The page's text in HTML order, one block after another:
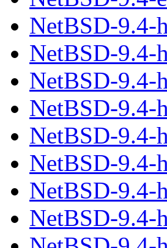
NetBSD-9.4-
NetBSD-9.4-
NetBSD-9.4-
NetBSD-9.4-
NetBSD-9.4-
NetBSD-9.4-
NetBSD-9.4-
NetBSD-9.4-